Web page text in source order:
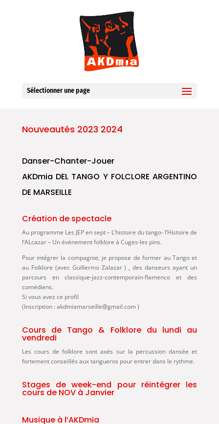
Sélectionner une page
Nouveautés 2023 2024
Danser-Chanter-Jouer
AKDmia DEL TANGO Y FOLCLORE ARGENTINO
DE MARSEILLE
Création de spectacle
Au programme Les JEP en sept – L’histoire du tango- l’Histoire de
l’ALcazar – Un événement folklore à Cuges-les pins.
Pour intégrer la compagnie, je propose de former au Tango et
au Folklore (avec Guillermo Zalazar ) , des danseurs ayant un
parcours en classique-jazz-contemporain-flamenco et des
comédiens.
Si vous avez ce profil
(Inscription : akdmiamarseille@gmail.com )
Cours de Tango & Folklore du lundi au
vendredi
Les cours de folklore sont axés sur la percussion dansée et
fortement conseillés aux tangueros pour entrer dans le rythme.
Stages de week-end pour réintégrer les
cours de NOV à Janvier
Musique à l’AKDmia